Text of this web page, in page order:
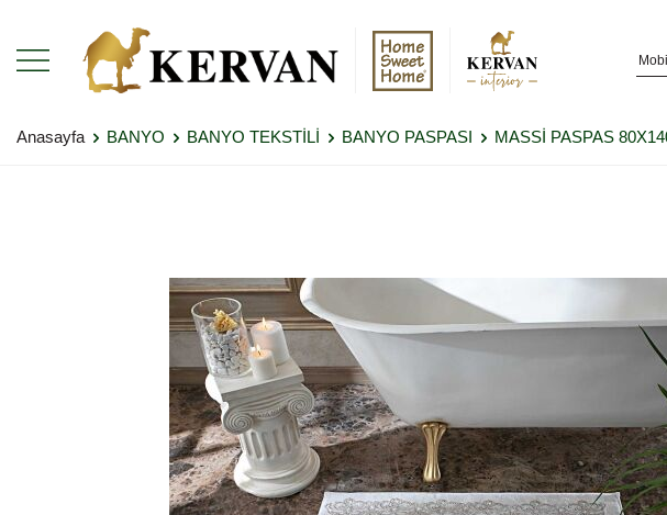
Anasayfa BANYO BANYO TEKSTİLİ BANYO PASPASI MASSİ PASPAS